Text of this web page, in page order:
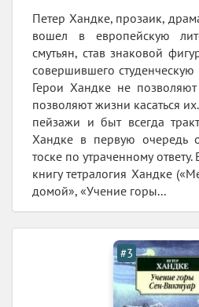
Петер Хандке, прозаик,
вошел в европейскую
смутьян, став знаковой
совершившего
Герои Хандке не
позволяют жизни касаться
пейзажи и быт всегда
Хандке в первую очередь
тоске по утраченному
книгу тетралогия Хандке
домой», «Учение горы...
#3